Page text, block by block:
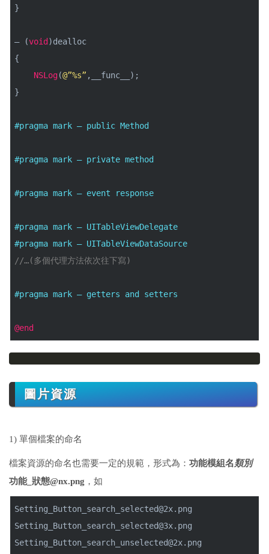
}
– (void )dealloc
{
NSLog(@”%s” ,__func__);
}
#pragma mark – public Method
#pragma mark – private method
#pragma mark – event response
#pragma mark – UITableViewDelegate
#pragma mark – UITableViewDataSource
//…(多個代理方法依次往下寫)
#pragma mark – getters and setters
@end
圖片資源
1) 單個檔案的命名
檔案資源的命名也需要一定的規範，形式為： 功能模組名類別
功能_狀態@nx.png ，如
Setting_Button_search_selected@2x.png
Setting_Button_search_selected@3x.png
Setting_Button_search_unselected@2x.png